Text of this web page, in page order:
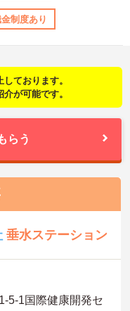
制度あり
ております。
が可能です。
らう
垂水ステーション
国際健康開発セ